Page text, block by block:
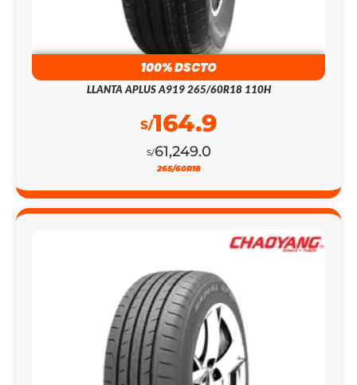
100% DSCTO
LLANTA APLUS A919 265/60R18 110H
S/61,249.0
S/164.9
265/60R18